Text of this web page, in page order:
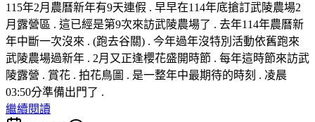
115年2月農曆新年有9天連假 . 早早在114年底搶訂武陵農場2
月露營區 . 這已經是第9次來訪武陵農場了 . 去年114年農曆新
年中斷一次沒來 . (跑去谷關) . 今年過年沒特別活動依舊跑來
武陵農場過新年 . 2月又正逢櫻花盛開時節 . 每年這時節來訪武
陵露營 . 賞花 . 拍花鳥圖 . 是一整年中最期待的時刻 . 凌晨
03:50分準備出門了 .
繼續閱讀